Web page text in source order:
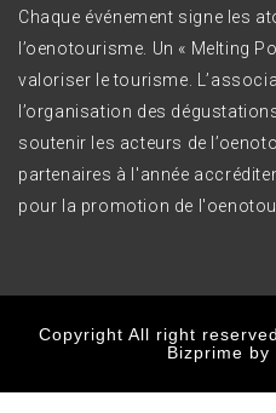
Chaque événement signe les
l’oenotourisme. Un « Melting
valoriser le tourisme.
l’organisation des
soutenir les acteurs de
partenaires à l'année
pour la promotion de
Copyright All right
Bizprime by